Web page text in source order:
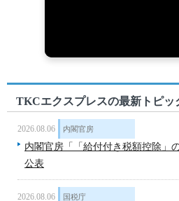
TKCエクスプレスの最新トピッ
2026.08.06 内閣官房
内閣官房「「給付付き税額控除」
公表
2026.08.06 国税庁